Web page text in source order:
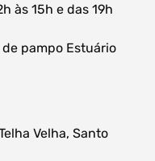
às 15h e das 19h
pampo Estuário
Velha, Santo